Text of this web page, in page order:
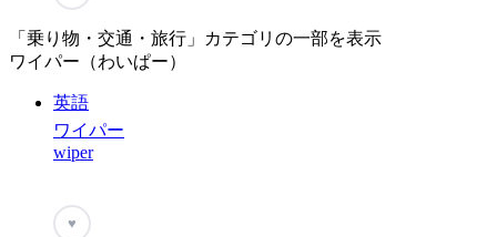
「乗り物・交通・旅行」カテゴリの一部を表示
ワイパー（わいぱー）
英語
ワイパー
wiper
♥